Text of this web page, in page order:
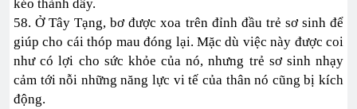
kéo thành dây.
58. Ở Tây Tạng, bơ được xoa trên đỉnh đầu trẻ sơ sinh để
giúp cho cái thóp mau đóng lại. Mặc dù việc này được coi
như có lợi cho sức khỏe của nó, nhưng trẻ sơ sinh nhạy
cảm tới nỗi những năng lực vi tế của thân nó cũng bị kích
động.